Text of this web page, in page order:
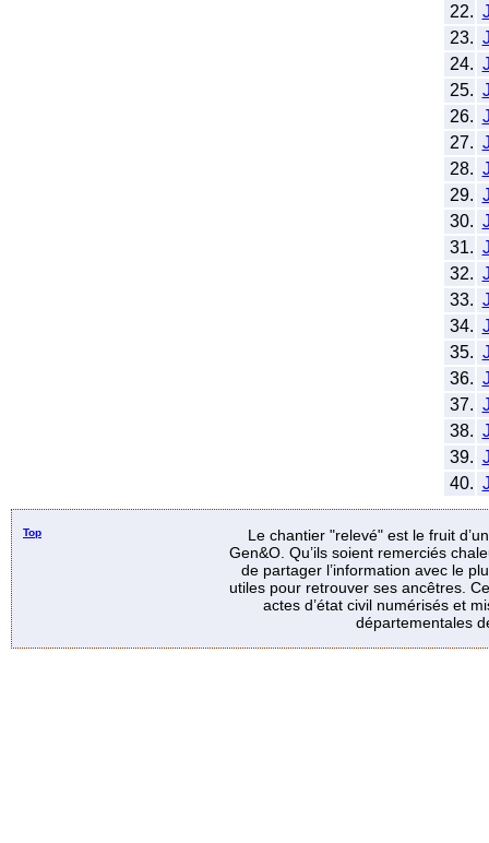
22.
23.
24.
25.
26.
27.
28.
29.
30.
31.
32.
33.
34.
35.
36.
37.
38.
39.
40.
Top
Le chantier "relevé" est le fruit
Gen&O. Qu’ils soient remerciés
de partager l’information avec le
utiles pour retrouver ses ancêtres.
actes d’état civil numérisés et
départementales